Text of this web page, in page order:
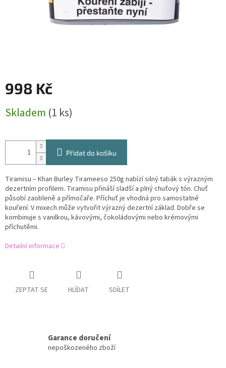
998 Kč
cena:
Skladem (1 ks)
Přidat do košíku
Tiramisu – Khan Burley Tirameeso 250g nabízí silný tabák s výrazným
dezertním profilem. Tiramisu přináší sladší a plný chuťový tón. Chuť
působí zaobleně a přímočaře. Příchuť je vhodná pro samostatné
kouření. V mixech může vytvořit výrazný dezertní základ. Dobře se
kombinuje s vanilkou, kávovými, čokoládovými nebo krémovými
příchutěmi.
Detailní informace
ZEPTAT SE HLÍDAT SDÍLET
Garance doručení
nepoškozeného zboží